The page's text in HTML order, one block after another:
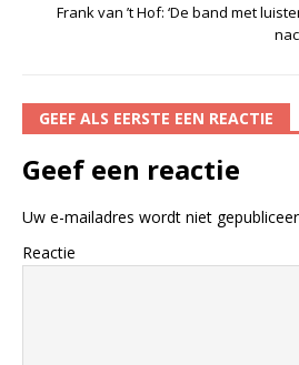
Frank van ’t Hof: ‘De band met
GEEF ALS EERSTE EEN REACTIE
Geef een reactie
Uw e-mailadres wordt niet
Reactie